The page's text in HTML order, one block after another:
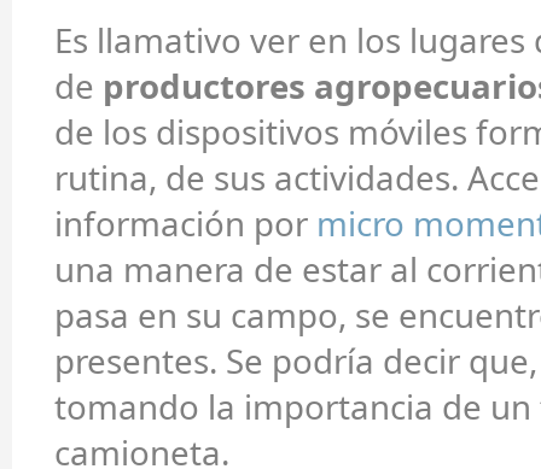
Es llamativo ver en los
de productores
de los dispositivos móviles
rutina, de sus actividades.
información por micro
una manera de estar al
pasa en su campo, se
presentes. Se podría decir
tomando la importancia de
camioneta.